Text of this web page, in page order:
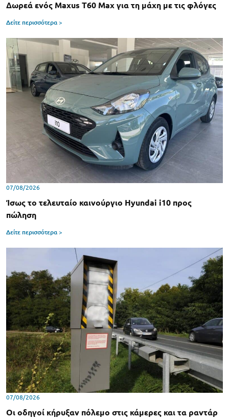
Δωρεά ενός Maxus T60 Max για τη μάχη με τις φλόγες
Δείτε περισσότερα >
07/08/2026
Ίσως το τελευταίο καινούργιο Hyundai i10 προς
πώληση
Δείτε περισσότερα >
07/08/2026
Οι οδηγοί κήρυξαν πόλεμο στις κάμερες και τα ραντάρ